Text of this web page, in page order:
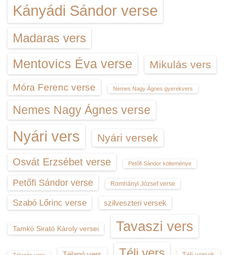
Kányádi Sándor verse
Madaras vers
Mentovics Éva verse Mikulás vers
Móra Ferenc verse Nemes Nagy Ágnes gyerekvers
Nemes Nagy Ágnes verse
Nyári vers Nyári versek
Osvát Erzsébet verse Petőfi Sándor költeménye
Petőfi Sándor verse Romhányi József verse
Szabó Lőrinc verse szilveszteri versek
Tamkó Sirató Károly versei Tavaszi vers